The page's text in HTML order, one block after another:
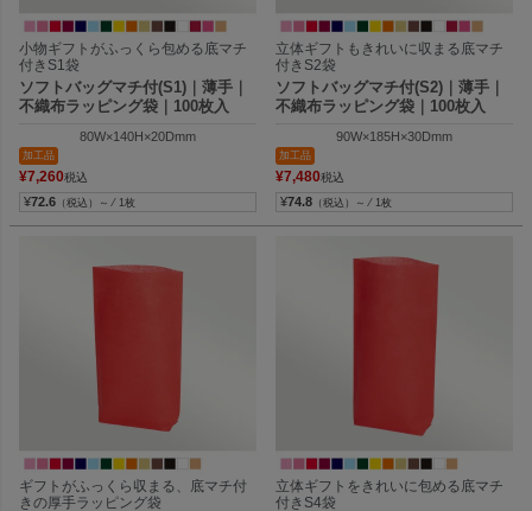
小物ギフトがふっくら包める底マチ
付きS1袋
ソフトバッグマチ付(S1)｜薄手｜
不織布ラッピング袋｜100枚入
80W×140H×20Dmm
加工品
¥7,260税込
¥72.6 （税込）～ ⁄ 1枚
立体ギフトもきれいに収まる底マチ
付きS2袋
ソフトバッグマチ付(S2)｜薄手｜
不織布ラッピング袋｜100枚入
90W×185H×30Dmm
加工品
¥7,480税込
¥74.8 （税込）～ ⁄ 1枚
ギフトがふっくら収まる、底マチ付
きの厚手ラッピング袋
立体ギフトをきれいに包める底マチ
付きS4袋